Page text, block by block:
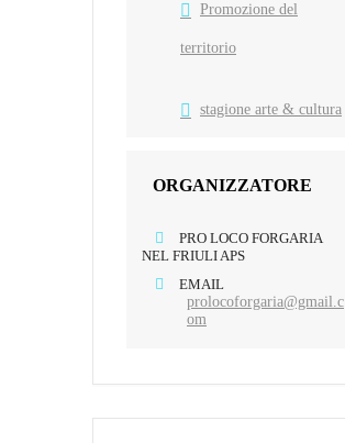
Promozione del
territorio
stagione arte & cultura
ORGANIZZATORE
PRO LOCO FORGARIA
NEL FRIULI APS
EMAIL
prolocoforgaria@gmail.c
om